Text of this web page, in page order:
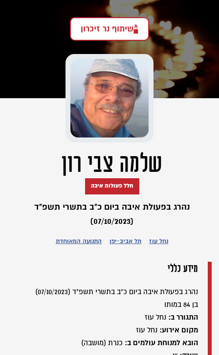
שיתוף נר זיכרון
שלמה צבי רון
חלל פעולות איבה
נהרג בפעולת איבה ביום כ"ב בתשרי תשפ"ד
(07/10/2023)
נחל עוז תל אביב-יפו התנועה המאוחדת
מידע כללי
נהרג בפעולת איבה ביום כ"ב בתשרי תשפ"ד (07/10/2023)
בן 84 במותו
התגורר ב: נחל עוז
מקום אירוע: נחל עוז
הובא למנוחת עולמים ב: כנרת (מושבה)